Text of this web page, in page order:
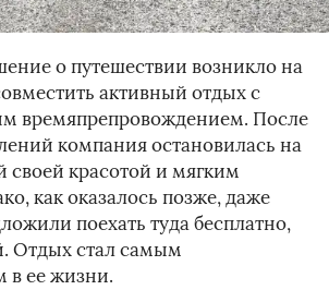
о путешествии возникло на
активный отдых с
времяпрепровождением. После
компания остановилась на
своей красотой и мягким
как оказалось позже, даже
поехать туда бесплатно,
Отдых стал самым
в ее жизни.